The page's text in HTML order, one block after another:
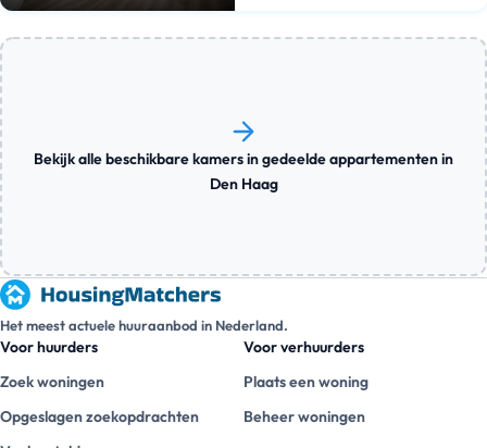
Bekijk alle beschikbare kamers in gedeelde appartementen in
Den Haag
Het meest actuele huuraanbod in Nederland.
Voor huurders
Zoek woningen
Opgeslagen zoekopdrachten
Voor verhuurders
Plaats een woning
Beheer woningen